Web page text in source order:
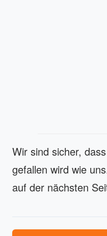
Wir sind sicher,
gefallen wird wie
auf der nächsten